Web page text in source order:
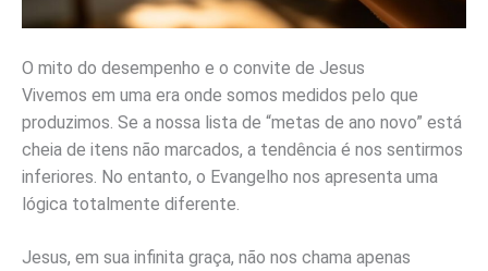
O mito do desempenho e o convite de Jesus
Vivemos em uma era onde somos medidos pelo que
produzimos. Se a nossa lista de “metas de ano novo” está
cheia de itens não marcados, a tendência é nos sentirmos
inferiores. No entanto, o Evangelho nos apresenta uma
lógica totalmente diferente.
Jesus, em sua infinita graça, não nos chama apenas